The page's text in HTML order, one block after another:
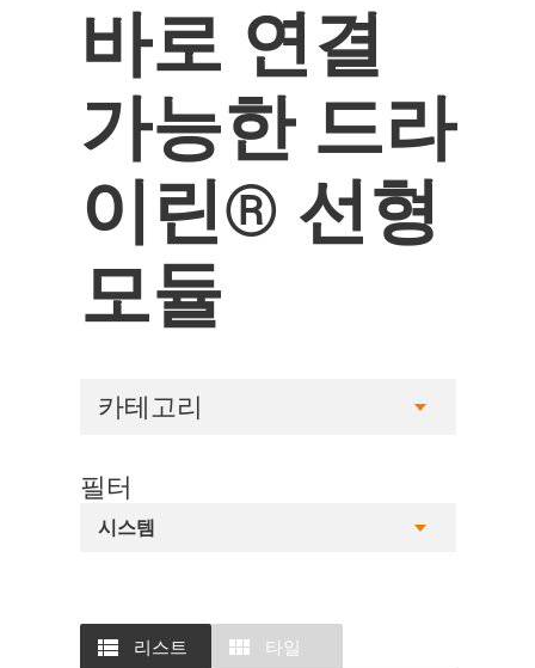
바로 연결
가능한 드라
이린® 선형
모듈
카테고리
필터
시스템
리스트 타일